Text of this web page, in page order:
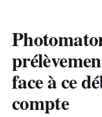
face à ce
compte